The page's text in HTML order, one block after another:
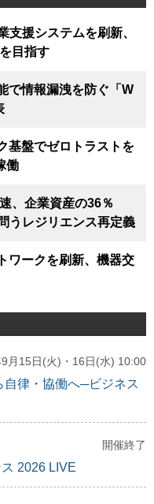
援システムを刷新、
目指す
で情報漏洩を防ぐ「W
基盤でゼロトラストを
働
、企業資産の36％
うレジリエンス再定義
ワークを刷新、機器交
月15日(火)・16日(水) 10:00
自律・協働へ─ビジネス
開催終了
2026 LIVE